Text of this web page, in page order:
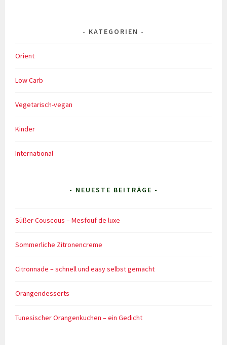
KATEGORIEN
Orient
Low Carb
Vegetarisch-vegan
Kinder
International
- NEUESTE BEITRÄGE -
Süßer Couscous – Mesfouf de luxe
Sommerliche Zitronencreme
Citronnade – schnell und easy selbst gemacht
Orangendesserts
Tunesischer Orangenkuchen – ein Gedicht